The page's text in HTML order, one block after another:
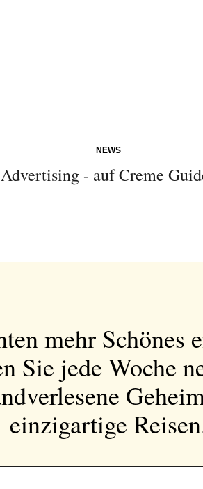
NEWS
Advertising - auf Creme
mehr Schönes
Sie jede Woche
einzigartige